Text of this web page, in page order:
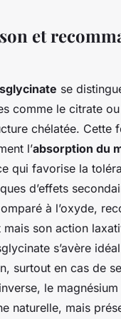
et
se
comme le citrate ou
chélatée. Cette
l’absorption du
qui favorise la
d’effets
à l’oxyde,
son action
s’avère
surtout en cas de
le
naturelle, mais